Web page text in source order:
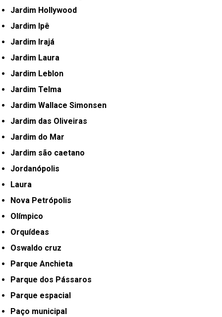
Jardim Hollywood
Jardim Ipê
Jardim Irajá
Jardim Laura
Jardim Leblon
Jardim Telma
Jardim Wallace Simonsen
Jardim das Oliveiras
Jardim do Mar
Jardim são caetano
Jordanópolis
Laura
Nova Petrópolis
Olímpico
Orquídeas
Oswaldo cruz
Parque Anchieta
Parque dos Pássaros
Parque espacial
Paço municipal